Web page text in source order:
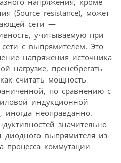
(Source resistance), может
сети —
учитываемую при
с выпрямителем. Это
напряжения источника
нагрузке, пренебрегать
считать мощность
по сравнению с
индукционной
иногда неоправданно.
значительно
диодного выпрямителя из-
процесса коммутации